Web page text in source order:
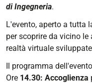
di Ingegneria.
L'evento, aperto a tutta
per scoprire da vicino
realtà virtuale
Il programma
Ore 14.30: Accoglienza